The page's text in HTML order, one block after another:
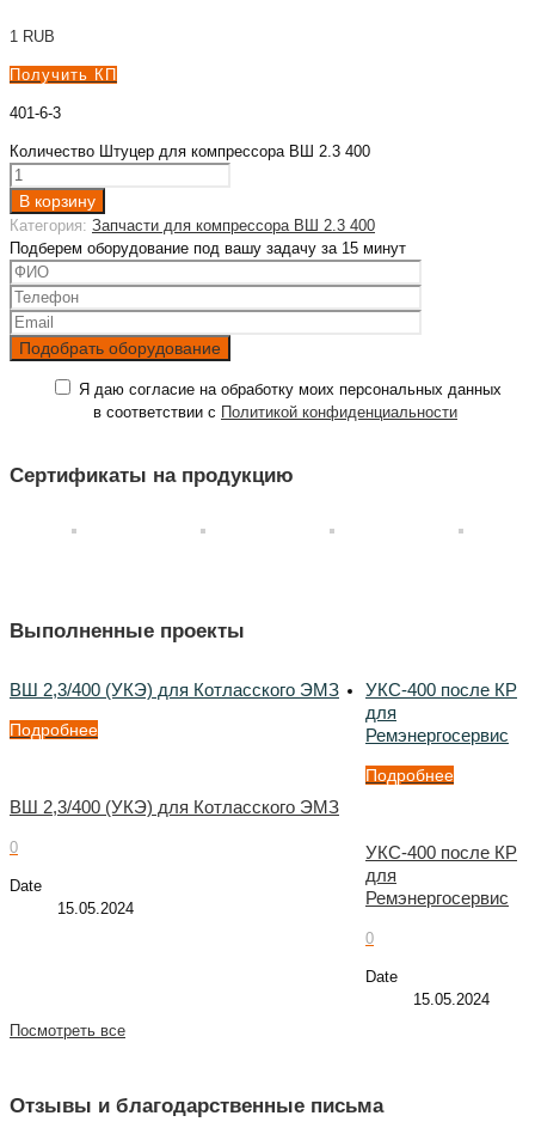
1 RUB
Получить КП
401-6-3
Количество Штуцер для компрессора ВШ 2.3 400
В корзину
Категория: Запчасти для компрессора ВШ 2.3 400
Подберем оборудование под вашу задачу за 15 минут
Я даю согласие на обработку моих персональных данных
в соответствии с Политикой конфиденциальности
Сертификаты на продукцию
Выполненные проекты
ВШ 2,3/400 (УКЭ) для Котласского ЭМЗ
Подробнее
ВШ 2,3/400 (УКЭ) для Котласского ЭМЗ
0
Date
15.05.2024
УКС-400 после КР
для
Ремэнергосервис
Подробнее
УКС-400 после КР
для
Ремэнергосервис
0
Date
15.05.2024
Посмотреть все
Отзывы и благодарственные письма